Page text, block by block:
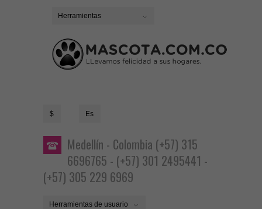
Herramientas
$ Es
Medellín - Colombia (+57) 315
6696765 - (+57) 301 2495441 -
(+57) 305 229 6969
Herramientas de usuario